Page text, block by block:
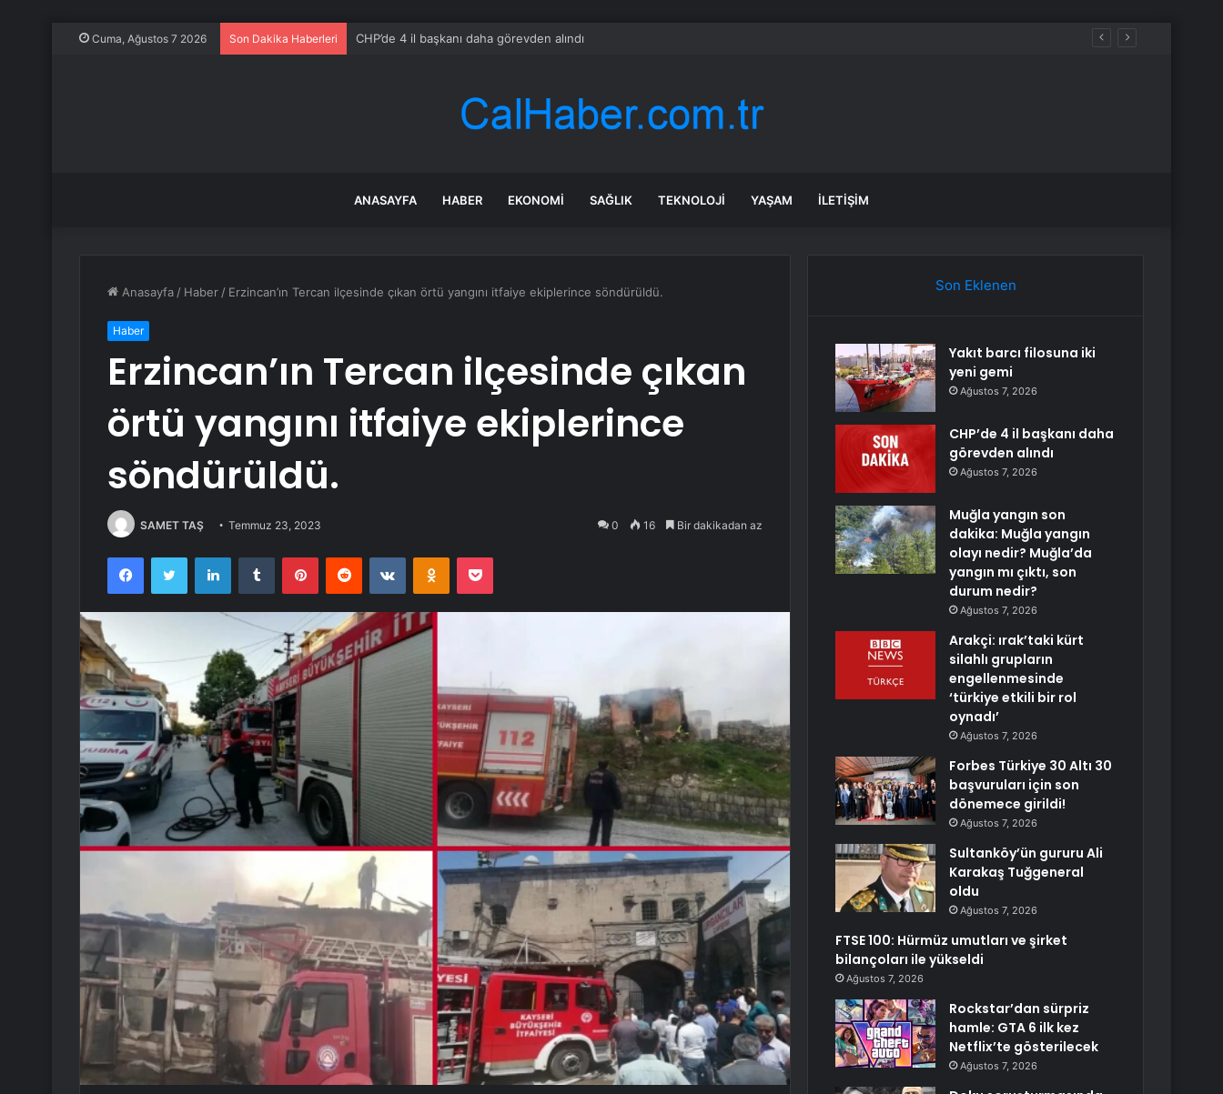
Cuma, Ağustos 7 2026 Son Dakika Haberleri CHP’de 4 il başkanı daha görevden alındı
ANASAYFA HABER EKONOMI SAĞLIK TEKNOLOJI YAŞAM İLETIŞIM
Anasayfa / Haber / Erzincan’ın Tercan ilçesinde çıkan örtü yangını itfaiye ekiplerince söndürüldü.
Haber
Erzincan’ın Tercan ilçesinde çıkan
örtü yangını itfaiye ekiplerince
söndürüldü.
SAMET TAŞ Temmuz 23, 2023 0 16 Bir dakikadan az
FacebookTwitter LinkedInTumblr PinterestReddit VKontakteOdnoklassniki
Pocket
Son Eklenen
Yakıt barcı filosuna iki
yeni gemi
Ağustos 7, 2026
CHP’de 4 il başkanı daha
görevden alındı
Ağustos 7, 2026
Muğla yangın son
dakika: Muğla yangın
olayı nedir? Muğla’da
yangın mı çıktı, son
durum nedir?
Ağustos 7, 2026
Arakçi: ırak’taki kürt
silahlı grupların
engellenmesinde
‘türkiye etkili bir rol
oynadı’
Ağustos 7, 2026
Forbes Türkiye 30 Altı 30
başvuruları için son
dönemece girildi!
Ağustos 7, 2026
Sultanköy’ün gururu Ali
Karakaş Tuğgeneral
oldu
Ağustos 7, 2026
FTSE 100: Hürmüz umutları ve şirket
bilançoları ile yükseldi
Ağustos 7, 2026
Rockstar’dan sürpriz
hamle: GTA 6 ilk kez
Netflix’te gösterilecek
Ağustos 7, 2026